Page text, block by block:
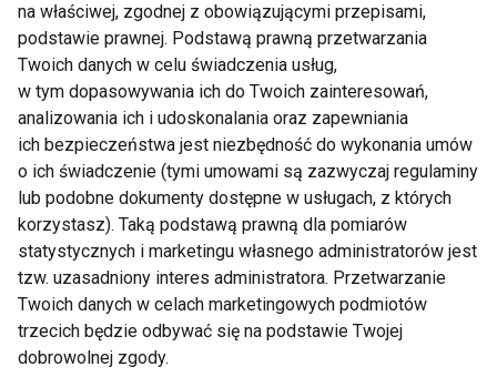
Warzywa
Warzywne przekąski
do tornistra
Bowl z warzywami,
łososiem i sezamem
na właściwej, zgodnej z obowiązującymi przepisami,
podstawie prawnej. Podstawą prawną przetwarzania
Twoich danych w celu świadczenia usług,
w tym dopasowywania ich do Twoich zainteresowań,
analizowania ich i udoskonalania oraz zapewniania
ich bezpieczeństwa jest niezbędność do wykonania umów
o ich świadczenie (tymi umowami są zazwyczaj regulaminy
lub podobne dokumenty dostępne w usługach, z których
korzystasz). Taką podstawą prawną dla pomiarów
statystycznych i marketingu własnego administratorów jest
tzw. uzasadniony interes administratora. Przetwarzanie
Twoich danych w celach marketingowych podmiotów
trzecich będzie odbywać się na podstawie Twojej
dobrowolnej zgody.